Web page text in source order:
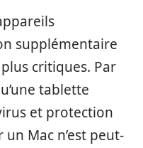
supplémentaire
critiques. Par
tablette
et protection
Mac n’est peut-